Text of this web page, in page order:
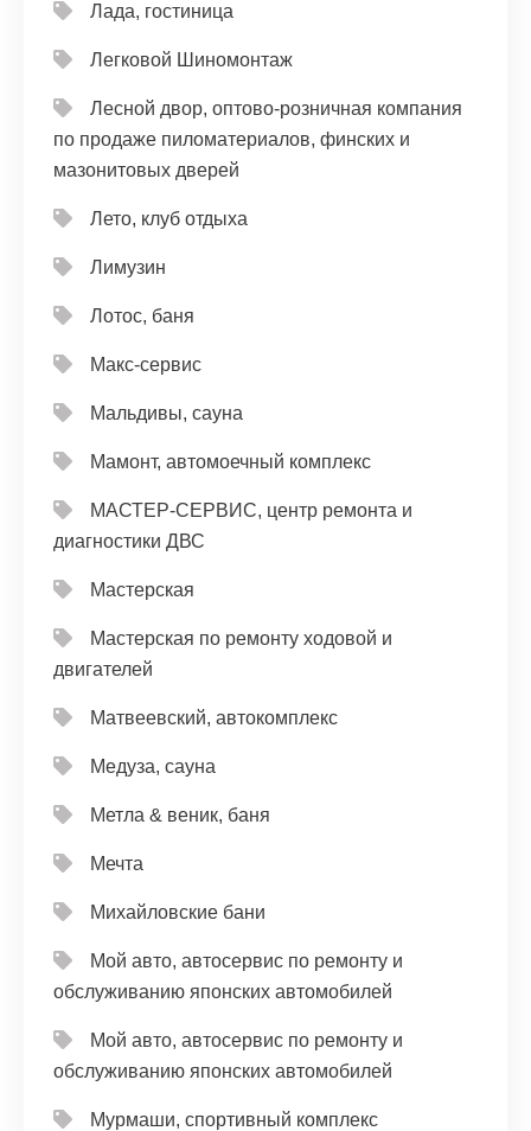
Лада, гостиница
Легковой Шиномонтаж
Лесной двор, оптово-розничная компания
по продаже пиломатериалов, финских и
мазонитовых дверей
Лето, клуб отдыха
Лимузин
Лотос, баня
Макс-сервис
Мальдивы, сауна
Мамонт, автомоечный комплекс
МАСТЕР-СЕРВИС, центр ремонта и
диагностики ДВС
Мастерская
Мастерская по ремонту ходовой и
двигателей
Матвеевский, автокомплекс
Медуза, сауна
Метла & веник, баня
Мечта
Михайловские бани
Мой авто, автосервис по ремонту и
обслуживанию японских автомобилей
Мой авто, автосервис по ремонту и
обслуживанию японских автомобилей
Мурмаши, спортивный комплекс